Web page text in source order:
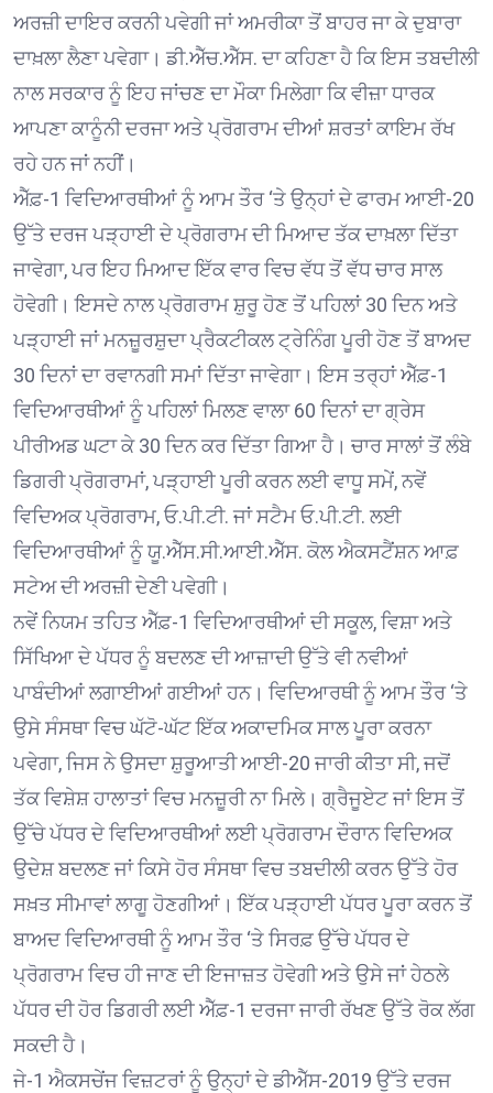
ਅਰਜ਼ੀ ਦਾਇਰ ਕਰਨੀ ਪਵੇਗੀ ਜਾਂ ਅਮਰੀਕਾ ਤੋਂ ਬਾਹਰ ਜਾ ਕੇ ਦੁਬਾਰਾ
ਦਾਖ਼ਲਾ ਲੈਣਾ ਪਵੇਗਾ। ਡੀ.ਐੱਚ.ਐੱਸ. ਦਾ ਕਹਿਣਾ ਹੈ ਕਿ ਇਸ ਤਬਦੀਲੀ
ਨਾਲ ਸਰਕਾਰ ਨੂੰ ਇਹ ਜਾਂਚਣ ਦਾ ਮੌਕਾ ਮਿਲੇਗਾ ਕਿ ਵੀਜ਼ਾ ਧਾਰਕ
ਆਪਣਾ ਕਾਨੂੰਨੀ ਦਰਜਾ ਅਤੇ ਪ੍ਰੋਗਰਾਮ ਦੀਆਂ ਸ਼ਰਤਾਂ ਕਾਇਮ ਰੱਖ
ਰਹੇ ਹਨ ਜਾਂ ਨਹੀਂ।
ਐੱਫ਼-1 ਵਿਦਿਆਰਥੀਆਂ ਨੂੰ ਆਮ ਤੌਰ ‘ਤੇ ਉਨ੍ਹਾਂ ਦੇ ਫਾਰਮ ਆਈ-20
ਉੱਤੇ ਦਰਜ ਪੜ੍ਹਾਈ ਦੇ ਪ੍ਰੋਗਰਾਮ ਦੀ ਮਿਆਦ ਤੱਕ ਦਾਖ਼ਲਾ ਦਿੱਤਾ
ਜਾਵੇਗਾ, ਪਰ ਇਹ ਮਿਆਦ ਇੱਕ ਵਾਰ ਵਿਚ ਵੱਧ ਤੋਂ ਵੱਧ ਚਾਰ ਸਾਲ
ਹੋਵੇਗੀ। ਇਸਦੇ ਨਾਲ ਪ੍ਰੋਗਰਾਮ ਸ਼ੁਰੂ ਹੋਣ ਤੋਂ ਪਹਿਲਾਂ 30 ਦਿਨ ਅਤੇ
ਪੜ੍ਹਾਈ ਜਾਂ ਮਨਜ਼ੂਰਸ਼ੁਦਾ ਪ੍ਰੈਕਟੀਕਲ ਟ੍ਰੇਨਿੰਗ ਪੂਰੀ ਹੋਣ ਤੋਂ ਬਾਅਦ
30 ਦਿਨਾਂ ਦਾ ਰਵਾਨਗੀ ਸਮਾਂ ਦਿੱਤਾ ਜਾਵੇਗਾ। ਇਸ ਤਰ੍ਹਾਂ ਐੱਫ਼-1
ਵਿਦਿਆਰਥੀਆਂ ਨੂੰ ਪਹਿਲਾਂ ਮਿਲਣ ਵਾਲਾ 60 ਦਿਨਾਂ ਦਾ ਗ੍ਰੇਸ
ਪੀਰੀਅਡ ਘਟਾ ਕੇ 30 ਦਿਨ ਕਰ ਦਿੱਤਾ ਗਿਆ ਹੈ। ਚਾਰ ਸਾਲਾਂ ਤੋਂ ਲੰਬੇ
ਡਿਗਰੀ ਪ੍ਰੋਗਰਾਮਾਂ, ਪੜ੍ਹਾਈ ਪੂਰੀ ਕਰਨ ਲਈ ਵਾਧੂ ਸਮੇਂ, ਨਵੇਂ
ਵਿਦਿਅਕ ਪ੍ਰੋਗਰਾਮ, ਓ.ਪੀ.ਟੀ. ਜਾਂ ਸਟੈਮ ਓ.ਪੀ.ਟੀ. ਲਈ
ਵਿਦਿਆਰਥੀਆਂ ਨੂੰ ਯੂ.ਐੱਸ.ਸੀ.ਆਈ.ਐੱਸ. ਕੋਲ ਐਕਸਟੈਂਸ਼ਨ ਆਫ਼
ਸਟੇਅ ਦੀ ਅਰਜ਼ੀ ਦੇਣੀ ਪਵੇਗੀ।
ਨਵੇਂ ਨਿਯਮ ਤਹਿਤ ਐੱਫ਼-1 ਵਿਦਿਆਰਥੀਆਂ ਦੀ ਸਕੂਲ, ਵਿਸ਼ਾ ਅਤੇ
ਸਿੱਖਿਆ ਦੇ ਪੱਧਰ ਨੂੰ ਬਦਲਣ ਦੀ ਆਜ਼ਾਦੀ ਉੱਤੇ ਵੀ ਨਵੀਆਂ
ਪਾਬੰਦੀਆਂ ਲਗਾਈਆਂ ਗਈਆਂ ਹਨ। ਵਿਦਿਆਰਥੀ ਨੂੰ ਆਮ ਤੌਰ ‘ਤੇ
ਉਸੇ ਸੰਸਥਾ ਵਿਚ ਘੱਟੋ-ਘੱਟ ਇੱਕ ਅਕਾਦਮਿਕ ਸਾਲ ਪੂਰਾ ਕਰਨਾ
ਪਵੇਗਾ, ਜਿਸ ਨੇ ਉਸਦਾ ਸ਼ੁਰੂਆਤੀ ਆਈ-20 ਜਾਰੀ ਕੀਤਾ ਸੀ, ਜਦੋਂ
ਤੱਕ ਵਿਸ਼ੇਸ਼ ਹਾਲਾਤਾਂ ਵਿਚ ਮਨਜ਼ੂਰੀ ਨਾ ਮਿਲੇ। ਗ੍ਰੈਜੂਏਟ ਜਾਂ ਇਸ ਤੋਂ
ਉੱਚੇ ਪੱਧਰ ਦੇ ਵਿਦਿਆਰਥੀਆਂ ਲਈ ਪ੍ਰੋਗਰਾਮ ਦੌਰਾਨ ਵਿਦਿਅਕ
ਉਦੇਸ਼ ਬਦਲਣ ਜਾਂ ਕਿਸੇ ਹੋਰ ਸੰਸਥਾ ਵਿਚ ਤਬਦੀਲੀ ਕਰਨ ਉੱਤੇ ਹੋਰ
ਸਖ਼ਤ ਸੀਮਾਵਾਂ ਲਾਗੂ ਹੋਣਗੀਆਂ। ਇੱਕ ਪੜ੍ਹਾਈ ਪੱਧਰ ਪੂਰਾ ਕਰਨ ਤੋਂ
ਬਾਅਦ ਵਿਦਿਆਰਥੀ ਨੂੰ ਆਮ ਤੌਰ ‘ਤੇ ਸਿਰਫ਼ ਉੱਚੇ ਪੱਧਰ ਦੇ
ਪ੍ਰੋਗਰਾਮ ਵਿਚ ਹੀ ਜਾਣ ਦੀ ਇਜਾਜ਼ਤ ਹੋਵੇਗੀ ਅਤੇ ਉਸੇ ਜਾਂ ਹੇਠਲੇ
ਪੱਧਰ ਦੀ ਹੋਰ ਡਿਗਰੀ ਲਈ ਐੱਫ਼-1 ਦਰਜਾ ਜਾਰੀ ਰੱਖਣ ਉੱਤੇ ਰੋਕ ਲੱਗ
ਸਕਦੀ ਹੈ।
ਜੇ-1 ਐਕਸਚੇਂਜ ਵਿਜ਼ਟਰਾਂ ਨੂੰ ਉਨ੍ਹਾਂ ਦੇ ਡੀਐੱਸ-2019 ਉੱਤੇ ਦਰਜ